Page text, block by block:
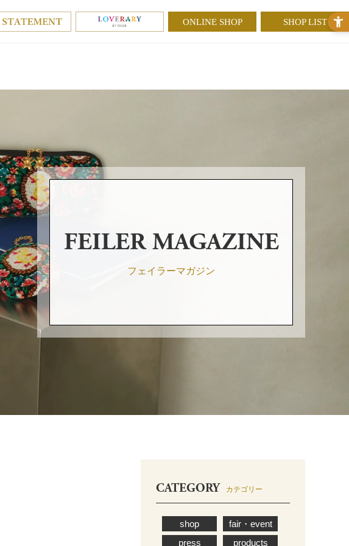
ONLINE SHOP SHOP LIST
FEILER MAGAZINE
フェイラーマガジン
CATEGORY カテゴリー
shop
fair・event
press
products